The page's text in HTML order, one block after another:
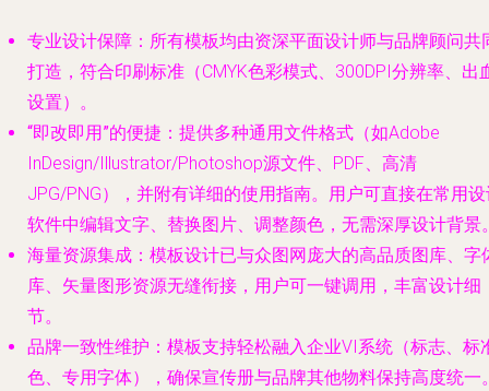
专业设计保障 ：所有模板均由资深平面设计师与品牌顾问共
打造，符合印刷标准（CMYK色彩模式、300DPI分辨率、出
设置）。
“即改即用”的便捷 ：提供多种通用文件格式（如Adobe
InDesign/Illustrator/Photoshop源文件、PDF、高清
JPG/PNG），并附有详细的使用指南。用户可直接在常用
软件中编辑文字、替换图片、调整颜色，无需深厚设计背景
海量资源集成 ：模板设计已与众图网庞大的高品质图库、字
库、矢量图形资源无缝衔接，用户可一键调用，丰富设计细
节。
品牌一致性维护 ：模板支持轻松融入企业VI系统（标志、标
色、专用字体），确保宣传册与品牌其他物料保持高度统一